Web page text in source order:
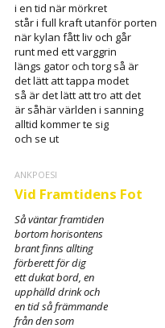
i en tid när mörkret
står i full kraft utanför porten
när kylan fått liv och går
runt med ett varggrin
längs gator och torg så är
det lätt att tappa modet
så är det lätt att tro att det
är såhär världen i sanning
alltid kommer te sig
och se ut
ANKPOESI
Vid Framtidens Fot
Så väntar framtiden
bortom horisontens
brant finns allting
förberett för dig
ett dukat bord, en
upphälld drink och
en tid så främmande
från den som